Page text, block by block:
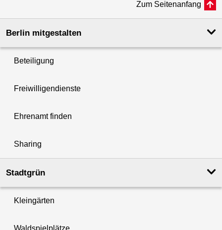
Zum Seitenanfang
Berlin mitgestalten
Beteiligung
Freiwilligendienste
Ehrenamt finden
Sharing
Stadtgrün
Kleingärten
Waldspielplätze